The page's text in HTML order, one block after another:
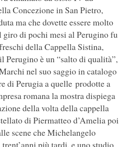
Concezione in San Pietro,
ma che dovette essere molto
giro di pochi mesi al Perugino fu
della Cappella Sistina,
Perugino è un “salto di qualità”,
nel suo saggio in catalogo
di Perugia a quelle prodotte a
romana la mostra dispiega
della volta della cappella
di Piermatteo d’Amelia poi
scene che Michelangelo
più tardi, e uno studio